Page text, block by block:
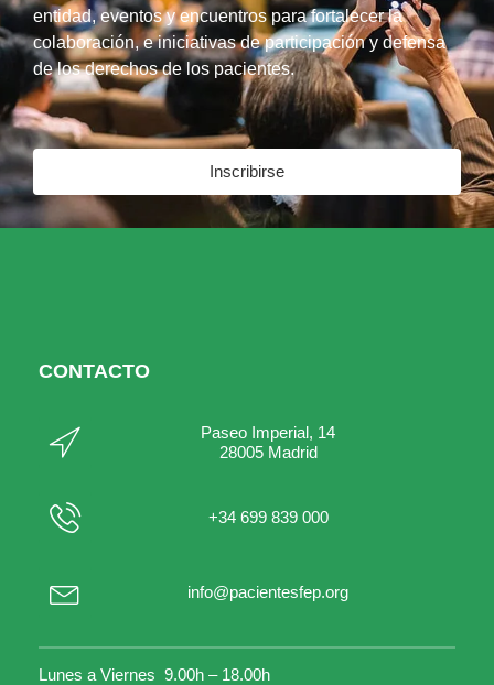
entidad, eventos y encuentros para fortalecer la
colaboración, e iniciativas de participación y defensa
de los derechos de los pacientes.
Inscribirse
CONTACTO
Paseo Imperial, 14
28005 Madrid
+34 699 839 000
info@pacientesfep.org
Lunes a Viernes 9.00h – 18.00h